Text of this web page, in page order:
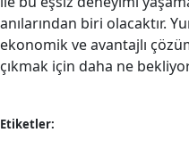
anılarından biri olacaktır.
ekonomik ve avantajlı
çıkmak için daha ne
Etiketler: